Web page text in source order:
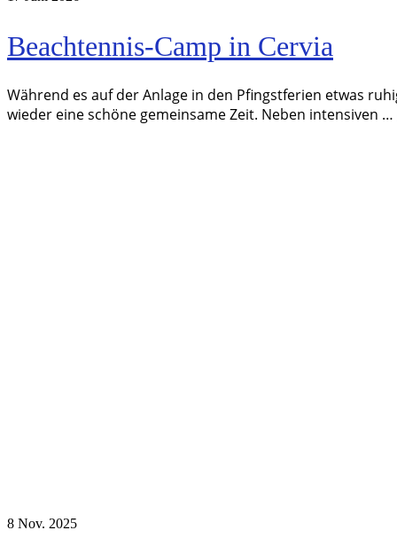
Beachtennis-Camp in Cervia
Während es auf der Anlage in den Pfingstferien etwas
wieder eine schöne gemeinsame Zeit. Neben intensiven …
8 Nov. 2025